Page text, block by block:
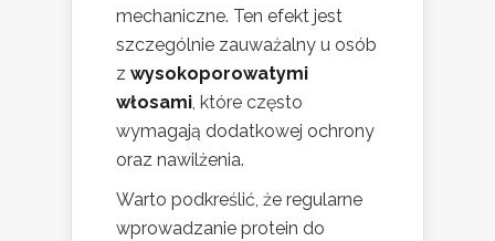
mechaniczne. Ten efekt jest
szczególnie zauważalny u osób
z wysokoporowatymi
włosami, które często
wymagają dodatkowej ochrony
oraz nawilżenia.
Warto podkreślić, że regularne
wprowadzanie protein do